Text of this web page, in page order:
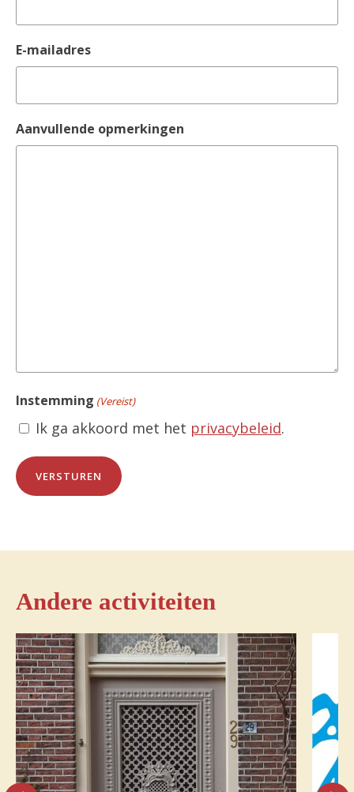
E-mailadres
Aanvullende opmerkingen
Instemming (Vereist)
Ik ga akkoord met het privacybeleid.
Andere activiteiten